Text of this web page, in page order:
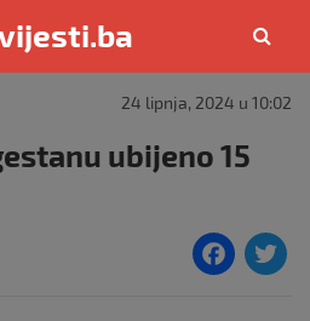
24 lipnja, 2024 u 10:02
ubijeno 15
F